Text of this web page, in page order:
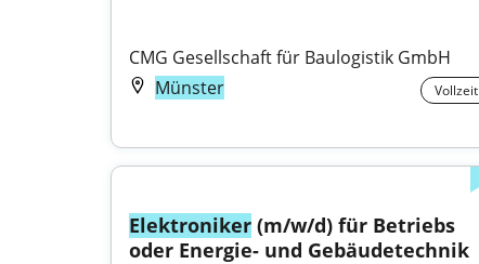
CMG Gesellschaft für Baulogistik GmbH
Münster
Vollzeit
Elektroniker (m/w/d) für Betriebs
oder Energie- und Gebäudetechnik